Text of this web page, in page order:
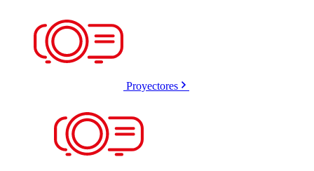
Proyectores